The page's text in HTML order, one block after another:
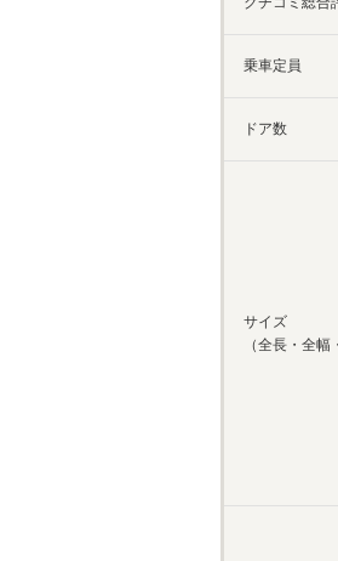
乗車定員
ドア数
サイズ
（全長・全幅